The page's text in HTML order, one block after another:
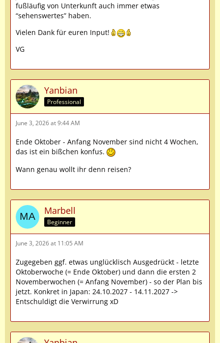
fußläufig von Unterkunft auch immer etwas
“sehenswertes” haben.
Vielen Dank für euren Input!
VG
Yanbian
Professional
June 3, 2026 at 9:44 AM
Ende Oktober - Anfang November sind nicht 4 Wochen,
das ist ein bißchen konfus.
Wann genau wollt ihr denn reisen?
Marbell
Beginner
June 3, 2026 at 11:05 AM
Zugegeben ggf. etwas unglücklisch Ausgedrückt - letzte
Oktoberwoche (= Ende Oktober) und dann die ersten 2
Novemberwochen (= Anfang November) - so der Plan bis
jetzt. Konkret in Japan: 24.10.2027 - 14.11.2027 ->
Entschuldigt die Verwirrung xD